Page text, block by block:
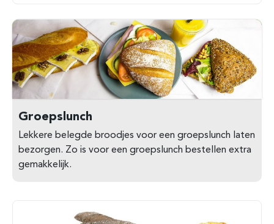
Groepslunch
Lekkere belegde broodjes voor een groepslunch laten
bezorgen. Zo is voor een groepslunch bestellen extra
gemakkelijk.